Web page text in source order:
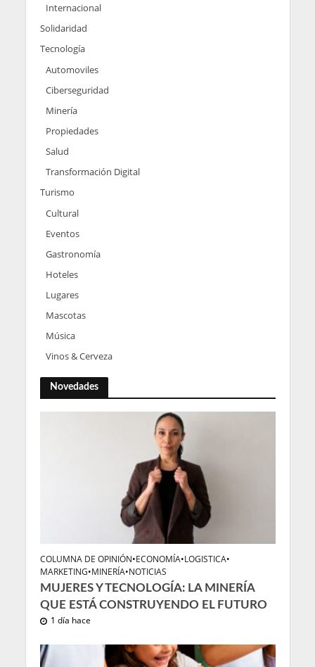
Internacional
Solidaridad
Tecnología
Automoviles
Ciberseguridad
Minería
Propiedades
Salud
Transformación Digital
Turismo
Cultural
Eventos
Gastronomía
Hoteles
Lugares
Mascotas
Música
Vinos & Cerveza
Novedades
COLUMNA DE OPINIÓN•ECONOMÍA•LOGISTICA•
MARKETING•MINERÍA•NOTICIAS
MUJERES Y TECNOLOGÍA: LA MINERÍA
QUE ESTÁ CONSTRUYENDO EL FUTURO
1 día hace